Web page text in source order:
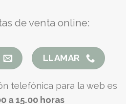
de venta online:
LLAMAR
telefónica para la web es
a 15.00 horas